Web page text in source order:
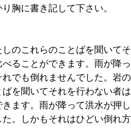
胸に書き記して下さい。
のこれらのことばを聞いて
ることができます。雨が降
でも倒れませんでした。岩
を聞いてそれを行わない者
ます。雨が降って洪水が押
。しかもそれはひどい倒れ方